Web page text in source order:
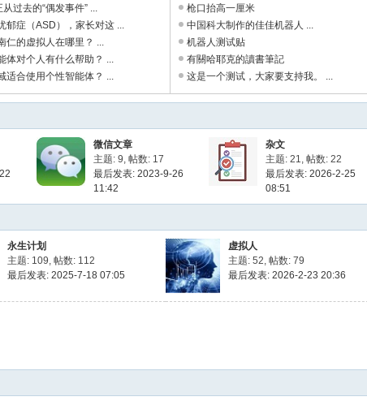
从过去的“偶发事件” ...
郁症（ASD），家长对这 ...
仁的虚拟人在哪里？ ...
体对个人有什么帮助？ ...
适合使用个性智能体？ ...
枪口抬高一厘米
中国科大制作的佳佳机器人 ...
机器人测试贴
有關哈耶克的讀書筆記
这是一个测试，大家要支持我。 ...
微信文章
主题: 9,帖数: 17
最后发表: 2023-9-26
11:42
杂文
主题: 21,帖数: 22
最后发表: 2026-2-25
08:51
永生计划
主题: 109,帖数: 112
最后发表: 2025-7-18 07:05
虚拟人
主题: 52,帖数: 79
最后发表: 2026-2-23 20:36